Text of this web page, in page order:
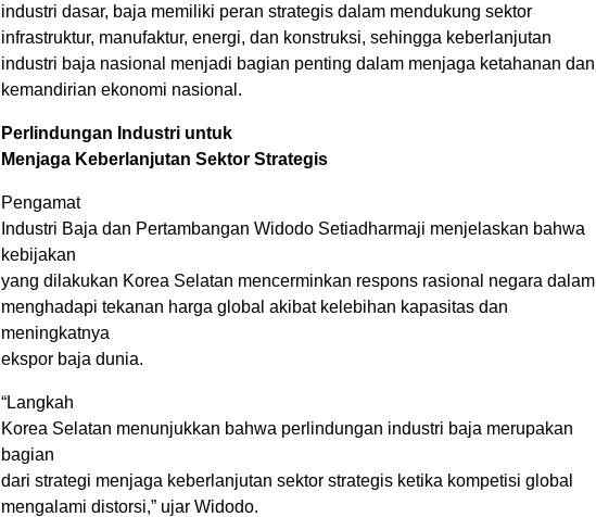
industri dasar, baja memiliki peran strategis dalam mendukung sektor
infrastruktur, manufaktur, energi, dan konstruksi, sehingga keberlanjutan
industri baja nasional menjadi bagian penting dalam menjaga ketahanan dan
kemandirian ekonomi nasional.
Perlindungan Industri untuk
Menjaga Keberlanjutan Sektor Strategis
Pengamat
Industri Baja dan Pertambangan Widodo Setiadharmaji menjelaskan bahwa
kebijakan
yang dilakukan Korea Selatan mencerminkan respons rasional negara dalam
menghadapi tekanan harga global akibat kelebihan kapasitas dan
meningkatnya
ekspor baja dunia.
“Langkah
Korea Selatan menunjukkan bahwa perlindungan industri baja merupakan
bagian
dari strategi menjaga keberlanjutan sektor strategis ketika kompetisi global
mengalami distorsi,” ujar Widodo.